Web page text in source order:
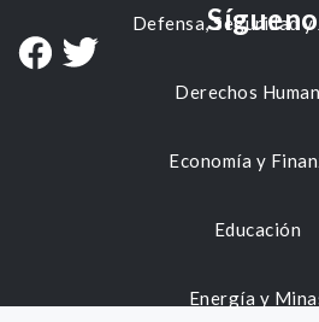
Defensa, Seguridad y
Derechos
Economía y
Educación
Energía y